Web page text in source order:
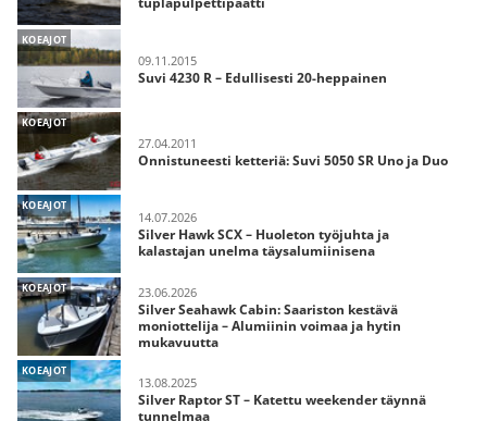
KOEAJOT
09.11.2015
Suvi 4230 R – Edullisesti 20-heppainen
KOEAJOT
27.04.2011
Onnistuneesti ketteriä: Suvi 5050 SR Uno ja Duo
KOEAJOT
14.07.2026
Silver Hawk SCX – Huoleton työjuhta ja
kalastajan unelma täysalumiinisena
KOEAJOT 23.06.2026
Silver Seahawk Cabin: Saariston kestävä
moniottelija – Alumiinin voimaa ja hytin
mukavuutta
KOEAJOT
13.08.2025
Silver Raptor ST – Katettu weekender täynnä
tunnelmaa